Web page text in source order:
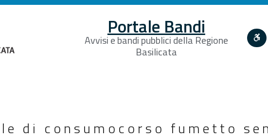
Portale Bandi
Avvisi e bandi pubblici della Regione
Basilicata
di consumocorso fumetto